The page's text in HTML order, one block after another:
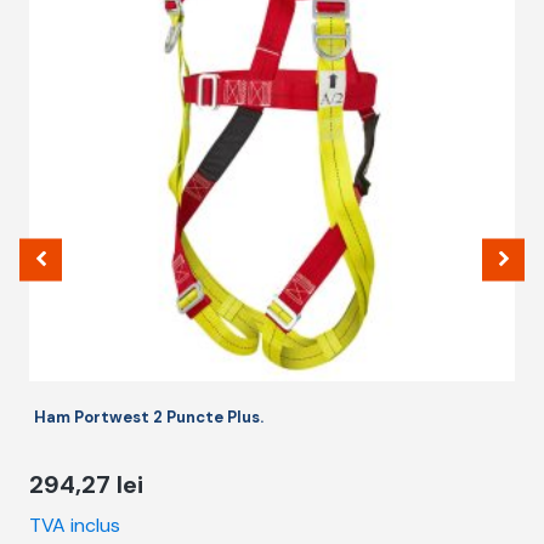
Ham Portwest 2 Puncte Plus.
294,27 lei
TVA inclus